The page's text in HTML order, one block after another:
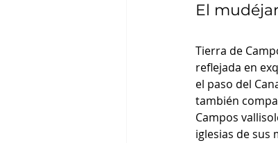
El
Tierra de
reflejada en
el paso del
también
Campos
iglesias de sus